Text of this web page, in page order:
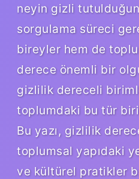
neyin gizli
sorgulama süreci
bireyler hem de
derece önemli bir
gizlilik dereceli
toplumdaki bu tür
Bu yazı, gizlilik
toplumsal yapıdaki
ve kültürel pratikler